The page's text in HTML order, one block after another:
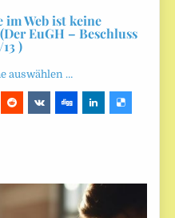
Web ist keine
EuGH – Beschluss
)
auswählen …